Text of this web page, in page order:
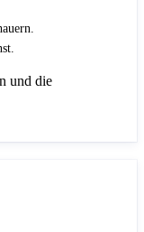
und die